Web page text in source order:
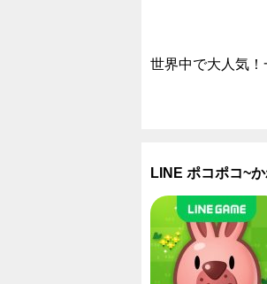
世界中で大人気
LINE ポコポコ~